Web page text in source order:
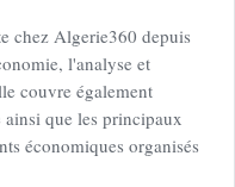
chez Algerie360 depuis
l'analyse et
couvre également
que les principaux
économiques organisés